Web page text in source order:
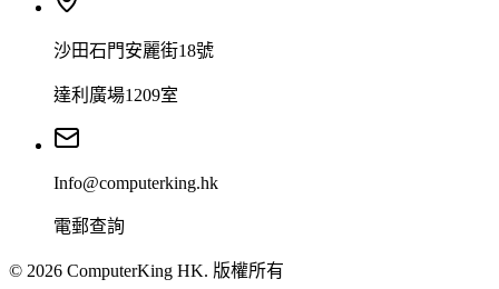
沙田石門安麗街18號
達利廣場1209室
Info@computerking.hk
電郵查詢
© 2026 ComputerKing HK. 版權所有